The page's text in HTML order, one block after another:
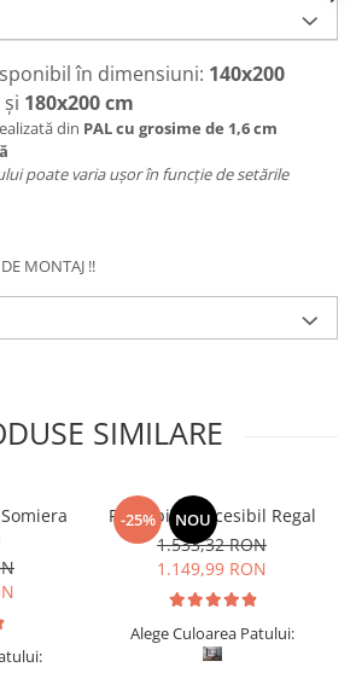
în dimensiuni: 140x200
și 180x200 cm
din PAL cu grosime de 1,6 cm
poate varia ușor în funcție de setările
MONTAJ !!
SIMILARE
-25% NOU
Pat tapitat accesibil Regal
1.533,32 RON
1.149,99 RON
Alege Culoarea Patului: